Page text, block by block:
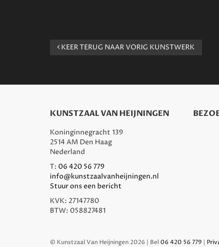
KEER TERUG NAAR VORIG KUNSTWERK
KUNSTZAAL VAN HEIJNINGEN
Koninginnegracht 139
2514 AM Den Haag
Nederland
T: 06 420 56 779
info@kunstzaalvanheijningen.nl
Stuur ons een bericht
KVK: 27147780
BTW: 058827481
© Kunstzaal Van Heijningen 2026 | Bel 06 420 56 779 |